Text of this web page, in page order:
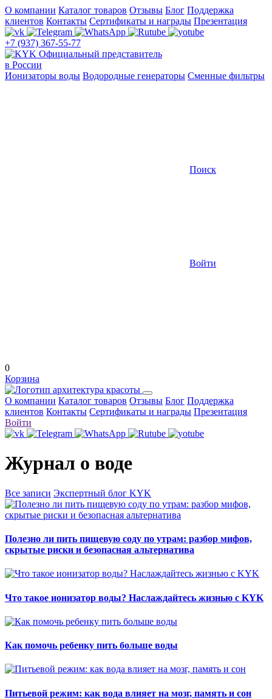
О компании Каталог товаров Отзывы Блог Поддержка
клиентов Контакты Сертификаты и награды Презентация
+7 (937) 367-55-77
Официальный представитель
в России
Ионизаторы воды Водородные генераторы Сменные фильтры
Поиск
Войти
0
Корзина
О компании Каталог товаров Отзывы Блог Поддержка
клиентов Контакты Сертификаты и награды Презентация
Войти
Журнал о воде
Все записи Экспертный блог KYK
Полезно ли пить пищевую соду по утрам: разбор мифов,
скрытые риски и безопасная альтернатива
Что такое ионизатор воды? Наслаждайтесь жизнью с KYK
Как помочь ребенку пить больше воды
Питьевой режим: как вода влияет на мозг, память и сон